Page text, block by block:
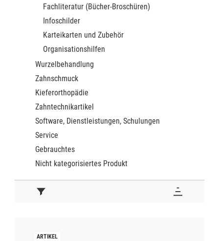
Fachliteratur (Bücher-Broschüren)
Infoschilder
Karteikarten und Zubehör
Organisationshilfen
Wurzelbehandlung
Zahnschmuck
Kieferorthopädie
Zahntechnikartikel
Software, Dienstleistungen, Schulungen
Service
Gebrauchtes
Nicht kategorisiertes Produkt